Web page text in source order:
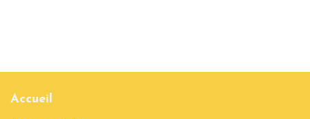
Accueil